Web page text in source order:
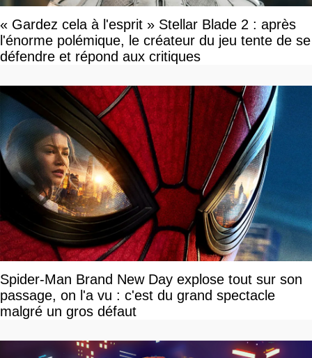
« Gardez cela à l'esprit » Stellar Blade 2 : après
l'énorme polémique, le créateur du jeu tente de se
défendre et répond aux critiques
Spider-Man Brand New Day explose tout sur son
passage, on l'a vu : c'est du grand spectacle
malgré un gros défaut